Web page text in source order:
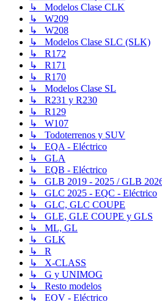
↳ Modelos Clase CLK
↳ W209
↳ W208
↳ Modelos Clase SLC (SLK)
↳ R172
↳ R171
↳ R170
↳ Modelos Clase SL
↳ R231 y R230
↳ R129
↳ W107
↳ Todoterrenos y SUV
↳ EQA - Eléctrico
↳ GLA
↳ EQB - Eléctrico
↳ GLB 2019 - 2025 / GLB
↳ GLC 2025 - EQC - Eléctrico
↳ GLC, GLC COUPE
↳ GLE, GLE COUPE y GLS
↳ ML, GL
↳ GLK
↳ R
↳ X-CLASS
↳ G y UNIMOG
↳ Resto modelos
↳ EQV - Eléctrico